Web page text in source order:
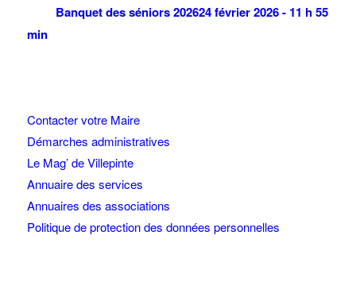
Banquet des séniors 202624 février 2026 - 11 h 55
min
Contacter votre Maire
Démarches administratives
Le Mag’ de Villepinte
Annuaire des services
Annuaires des associations
Politique de protection des données personnelles